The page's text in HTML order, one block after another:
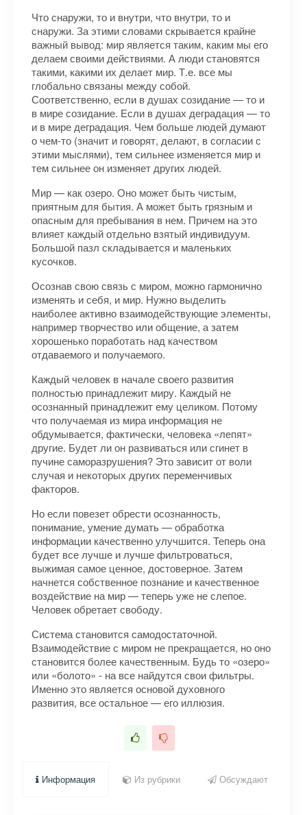
Что снаружи, то и внутри, что внутри, то и
снаружи. За этими словами скрывается крайне
важный вывод: мир является таким, каким мы его
делаем своими действиями. А люди становятся
такими, какими их делает мир. Т.е. все мы
глобально связаны между собой.
Соответственно, если в душах созидание — то и
в мире созидание. Если в душах деградация — то
и в мире деградация. Чем больше людей думают
о чем-то (значит и говорят, делают, в согласии с
этими мыслями), тем сильнее изменяется мир и
тем сильнее он изменяет других людей.
Мир — как озеро. Оно может быть чистым,
приятным для бытия. А может быть грязным и
опасным для пребывания в нем. Причем на это
влияет каждый отдельно взятый индивидуум.
Большой пазл складывается и маленьких
кусочков.
Осознав свою связь с миром, можно гармонично
изменять и себя, и мир. Нужно выделить
наиболее активно взаимодействующие элементы,
например творчество или общение, а затем
хорошенько поработать над качеством
отдаваемого и получаемого.
Каждый человек в начале своего развития
полностью принадлежит миру. Каждый не
осознанный принадлежит ему целиком. Потому
что получаемая из мира информация не
обдумывается, фактически, человека «лепят»
другие. Будет ли он развиваться или сгинет в
пучине саморазрушения? Это зависит от воли
случая и некоторых других переменчивых
факторов.
Но если повезет обрести осознанность,
понимание, умение думать — обработка
информации качественно улучшится. Теперь она
будет все лучше и лучше фильтроваться,
выжимая самое ценное, достоверное. Затем
начнется собственное познание и качественное
воздействие на мир — теперь уже не слепое.
Человек обретает свободу.
Система становится самодостаточной.
Взаимодействие с миром не прекращается, но оно
становится более качественным. Будь то «озеро»
или «болото» - на все найдутся свои фильтры.
Именно это является основой духовного
развития, все остальное — его иллюзия.
Информация Из рубрики Обсуждают